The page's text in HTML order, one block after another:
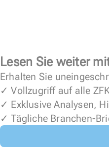
Lesen Sie weiter
Erhalten Sie
✓ Vollzugriff auf alle
✓ Exklusive Analysen,
✓ Tägliche Branchen-